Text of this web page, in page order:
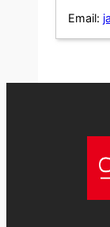
Email: